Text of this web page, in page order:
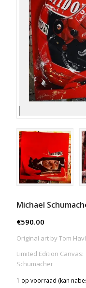
Michael
€590.00
Original art by Tom
Limited Edition
Schumacher
1 op voorraad (kan